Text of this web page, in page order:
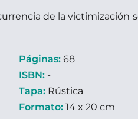
de la victimización
Páginas: 68
ISBN: -
Tapa: Rústica
Formato: 14 x 20 cm